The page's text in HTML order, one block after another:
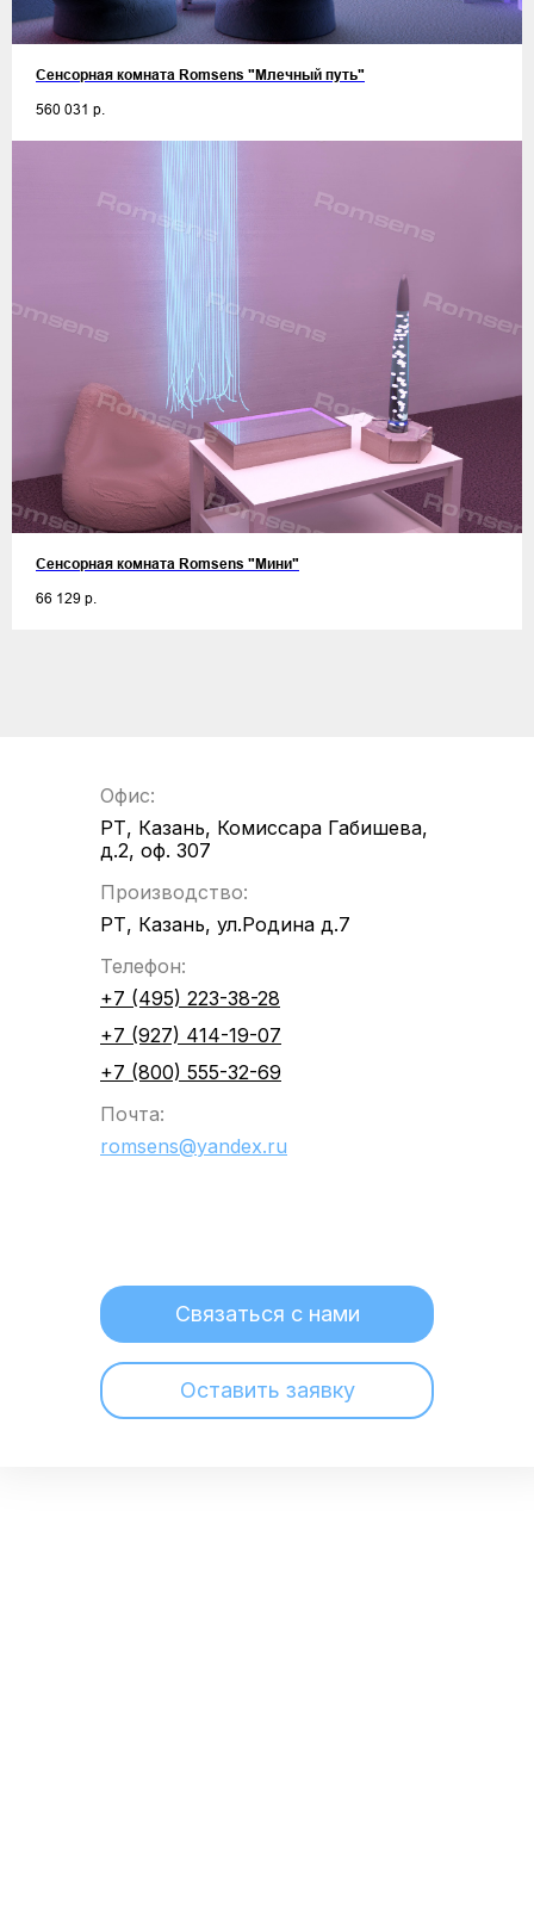
Сенсорная комната Romsens "Млечный путь"
560 031 р.
Сенсорная комната Romsens "Мини"
66 129 р.
Офис:
РТ, Казань, Комиссара Габишева,
д.2, оф. 307
Производство:
РТ, Казань, ул.Родина д.7
Телефон:
+7 (495) 223-38-28
+7 (927) 414-19-07
+7 (800) 555-32-69
Почта:
romsens@yandex.ru
Связаться с нами
Оставить заявку